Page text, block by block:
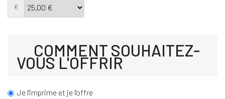
€
COMMENT SOUHAITEZ-
VOUS L'OFFRIR
Je l'imprime et je l'offre